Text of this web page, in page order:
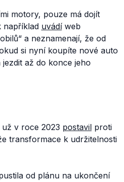
motory, pouze má dojít
například uvádíweb
a neznamenají, že od
si nyní koupíte nové auto
až do konce jeho
v roce 2023 postavilproti
transformace k udržitelnosti
od plánu na ukončení